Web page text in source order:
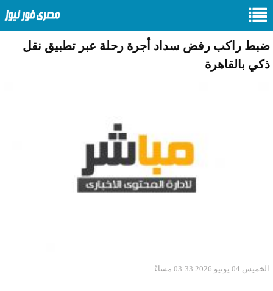
ضبط راكب رفض سداد أجرة رحلة عبر تطبيق نقل
ذكي بالقاهرة
الخميس 04 يونيو 2026 03:33 مساءً